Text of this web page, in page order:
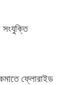
সংযুক্তি
ফ্লোরাইড